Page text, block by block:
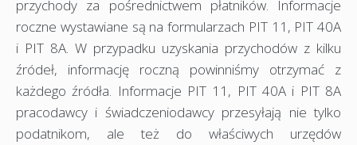
przychody za pośrednictwem płatników. Informacje
roczne wystawiane są na formularzach PIT 11, PIT 40A
i PIT 8A. W przypadku uzyskania przychodów z kilku
źródeł, informację roczną powinniśmy otrzymać z
każdego źródła. Informacje PIT 11, PIT 40A i PIT 8A
pracodawcy i świadczeniodawcy przesyłają nie tylko
podatnikom, ale też do właściwych urzędów